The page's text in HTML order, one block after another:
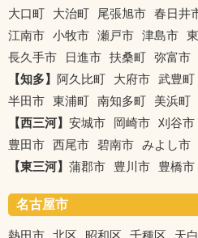
大口町
大治町 尾張旭市 春日井
江南市 小牧市 瀬戸市 津島市
長久手市
日進市 扶桑町 弥富市
【知多】 阿久比町 大府市 武豊町
半田市 東浦町 南知多町
美浜町
【西三河】 安城市 岡崎市 刈谷市
豊田市 西尾市 碧南市 みよし市
【東三河】 蒲郡市 豊川市 豊橋市
名古屋市